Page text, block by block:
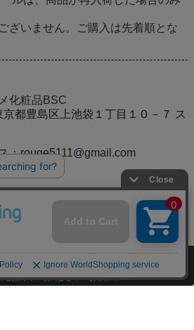
ざいません。ご購入は先着順とな
化粧品BSC
都豊島区上池袋１丁目１０－７ ス
：rouge5111@gmail.com
特定商取引法に関する表示
ご案内
お問合せ
お客様の声